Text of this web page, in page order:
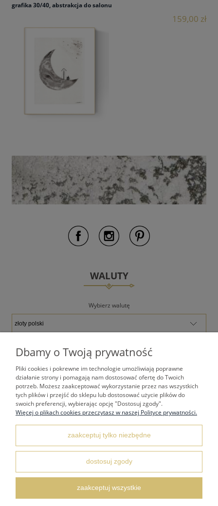
grafika 30/40, abstrakcja do salonu
159,00 zł
WALUTY
Wybierz walutę
TWOJE KONTO
PŁATNOŚCI I DOSTAWA
REGULAMINY
KONTAKT I DANE ADRESOWE
FAQ NAJCZĘŚCIEJ ZADAWANE PYTANIA
Dbamy o Twoją prywatność
Pliki cookies i pokrewne im technologie umożliwiają poprawne
działanie strony i pomagają nam dostosować ofertę do Twoich
potrzeb. Możesz zaakceptować wykorzystanie przez nas wszystkich
tych plików i przejść do sklepu lub dostosować użycie plików do
swoich preferencji, wybierając opcję "Dostosuj zgody".
Więcej o plikach cookies przeczytasz w naszej Polityce prywatności.
zaakceptuj tylko niezbędne
dostosuj zgody
zaakceptuj wszystkie